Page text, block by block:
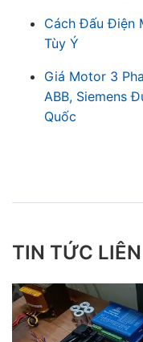
Cách Đấu Điện
Tùy Ý
Giá Motor 3
ABB, Siemens
Quốc
TIN TỨC